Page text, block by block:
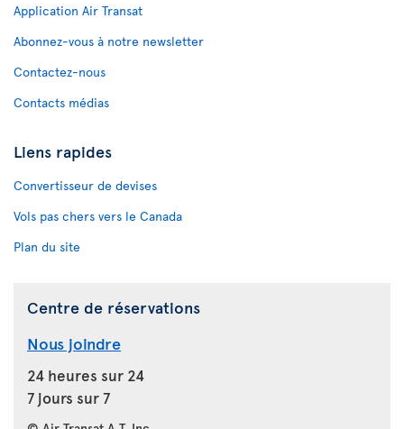
Application Air Transat
Abonnez-vous à notre newsletter
Contactez-nous
Contacts médias
Liens rapides
Convertisseur de devises
Vols pas chers vers le Canada
Plan du site
Centre de réservations
Nous joindre
24 heures sur 24
7 jours sur 7